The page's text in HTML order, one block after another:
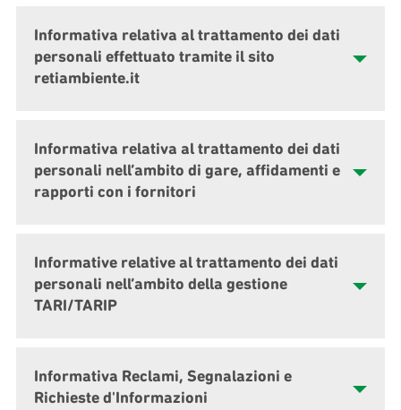
Informativa relativa al trattamento dei dati
personali effettuato tramite il sito
retiambiente.it
Informativa relativa al trattamento dei dati
personali nell’ambito di gare, affidamenti e
rapporti con i fornitori
Informative relative al trattamento dei dati
personali nell’ambito della gestione
TARI/TARIP
Informativa Reclami, Segnalazioni e
Richieste d'Informazioni